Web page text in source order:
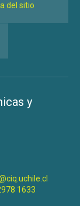
del sitio
y
1633